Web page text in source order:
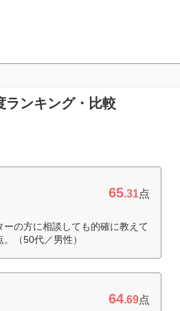
ランキング・比較
65.31点
の方に相談しても的確に教えて
（50代／男性）
64.69点